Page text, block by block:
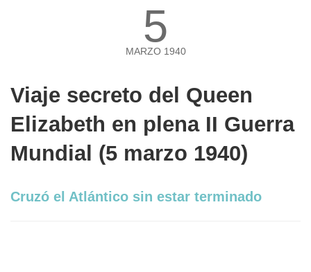
5
MARZO 1940
Viaje secreto del Queen
Elizabeth en plena II Guerra
Mundial (5 marzo 1940)
Cruzó el Atlántico sin estar terminado